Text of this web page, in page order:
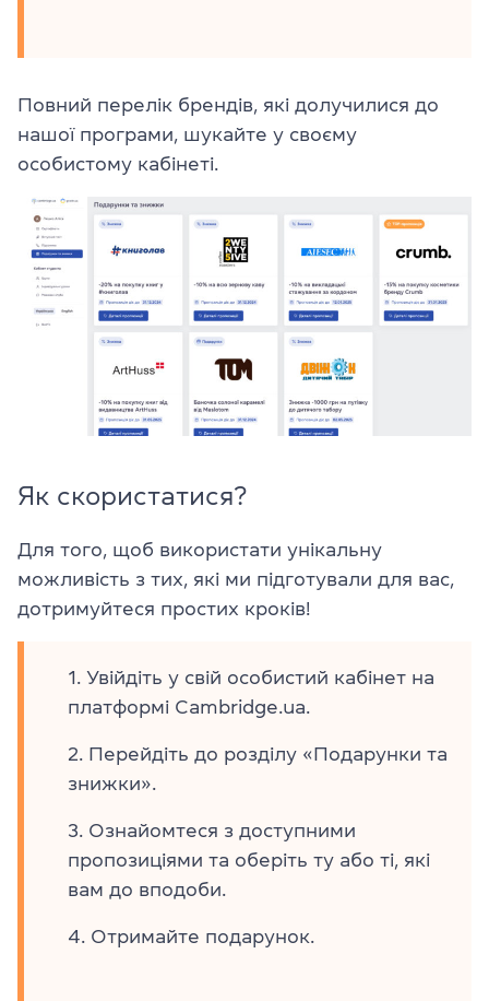
Повний перелік брендів, які долучилися до
нашої програми, шукайте у своєму
особистому кабінеті.
Як скористатися?
Для того, щоб використати унікальну
можливість з тих, які ми підготували для вас,
дотримуйтеся простих кроків!
Увійдіть у свій особистий кабінет на
платформі Cambridge.ua.
Перейдіть до розділу «Подарунки та
знижки».
Ознайомтеся з доступними
пропозиціями та оберіть ту або ті, які
вам до вподоби.
Отримайте подарунок.